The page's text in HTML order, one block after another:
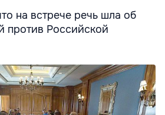
на встрече речь шла об
против Российской